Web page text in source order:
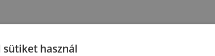
sütiket használ